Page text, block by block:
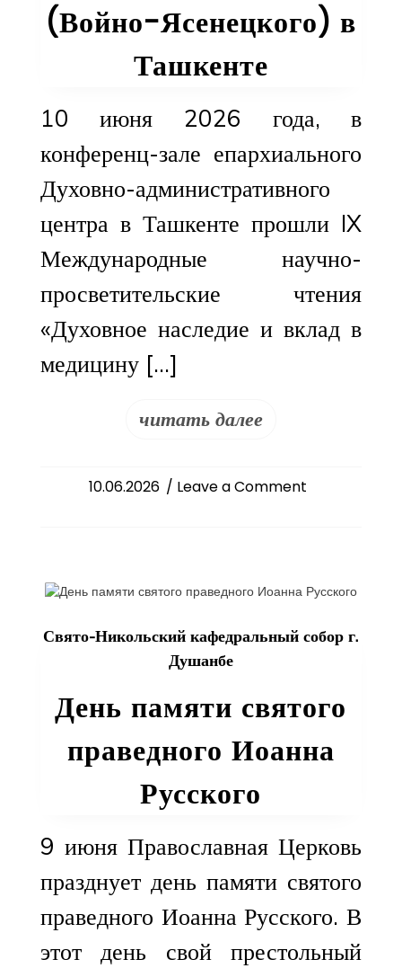
(Войно-Ясенецкого) в
Ташкенте
10 июня 2026 года, в
конференц-зале епархиального
Духовно-административного
центра в Ташкенте прошли IX
Международные научно-
просветительские чтения
«Духовное наследие и вклад в
медицину […]
читать далее
10.06.2026 / Leave a Commenton
в
IX
памяти
святителя
Луки
(Войно-
Свято-Никольский кафедральный собор г.
Душанбе
День памяти святого
праведного Иоанна
Русского
9 июня Православная Церковь
празднует день памяти святого
праведного Иоанна Русского. В
этот день свой престольный